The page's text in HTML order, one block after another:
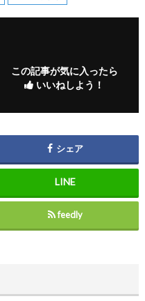
この記事が気に入ったら
いいねしよう！
シェア
feedly